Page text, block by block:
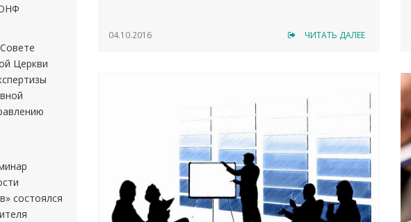
Церкви
состоялся
04.10.2016 ЧИТАТЬ ДАЛЕЕ